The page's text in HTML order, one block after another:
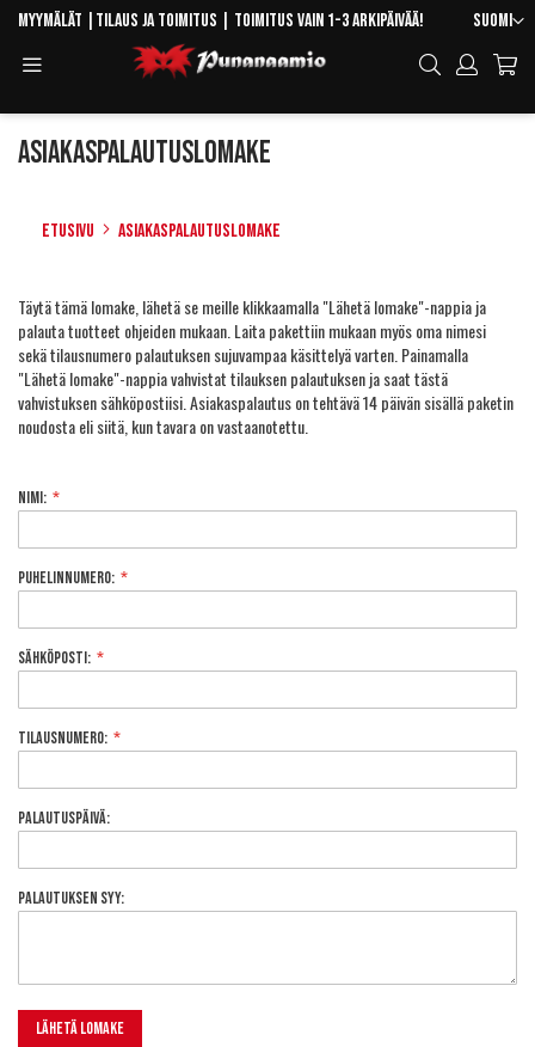
Skip
Content
Kieli
Suomi
Myymälät Tilaus ja toimitus | Toimitus vain 1-3 arkipäivää!
Hae
Asiakaspalautuslomake
Etusivu Asiakaspalautuslomake
Täytä tämä lomake, lähetä se meille klikkaamalla "Lähetä lomake"-nappia ja
palauta tuotteet ohjeiden mukaan. Laita pakettiin mukaan myös oma nimesi
sekä tilausnumero palautuksen sujuvampaa käsittelyä varten. Painamalla
"Lähetä lomake"-nappia vahvistat tilauksen palautuksen ja saat tästä
vahvistuksen sähköpostiisi. Asiakaspalautus on tehtävä 14 päivän sisällä paketin
noudosta eli siitä, kun tavara on vastaanotettu.
Nimi:
Puhelinnumero:
Sähköposti:
Tilausnumero:
Palautuspäivä:
Palautuksen syy:
Lähetä lomake